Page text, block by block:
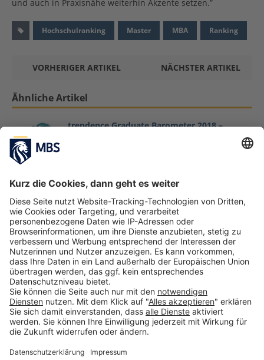
und auch in Praxisnähe weiterhin Akzente setzen.”
Hochschulranking Master MBA Ranking
VORHERIGER ARTIKEL NÄCHSTER ARTIKEL
Ähnliche Artikel
trendence Graduate Barometer 2018 –
Juni 11, 2018
Hochschulranking U-Multirank 2020: Munich
Business School erneut unter den Global Top
25 Performers für Studierendenmobilität
Juni 9, 2020
Interview mit Luca Stepanian, MBS-Bachelor-
Alumnus und Consultant bei EY
Februar 11, 2020